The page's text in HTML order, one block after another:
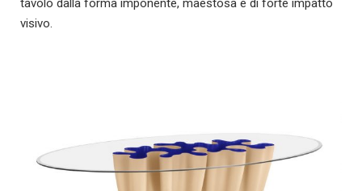
tavolo dalla forma imponente, maestosa e di forte impatto
visivo.